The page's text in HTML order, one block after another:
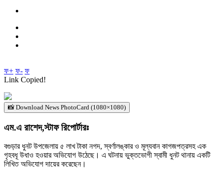
ফ+ ফ- ফ
Link Copied!
📸 Download News PhotoCard (1080×1080)
‎এম.এ রাশেদ,স্টাফ রিপোর্টারঃ
বগুড়ার ধুনট উপজেলায় ৫ লাখ টাকা নগদ, স্বর্ণালঙ্কার ও মূল্যবান কাগজপত্রসহ এক
গৃহবধূ উধাও হওয়ার অভিযোগ উঠেছে। এ ঘটনায় ভুক্তভোগী স্বামী ধুনট থানায় একটি
লিখিত অভিযোগ দায়ের করেছেন।